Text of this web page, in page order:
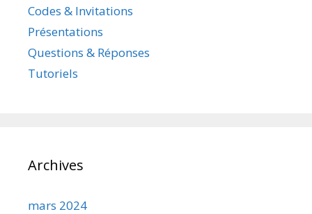
Codes & Invitations
Présentations
Questions & Réponses
Tutoriels
Archives
mars 2024